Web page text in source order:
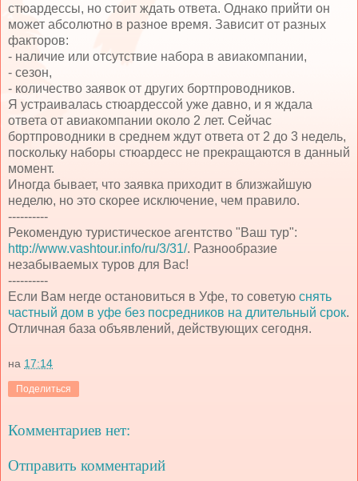
стюардессы, но стоит ждать ответа. Однако прийти он
может абсолютно в разное время. Зависит от разных
факторов:
- наличие или отсутствие набора в авиакомпании,
- сезон,
- количество заявок от других бортпроводников.
Я устраивалась стюардессой уже давно, и я ждала
ответа от авиакомпании около 2 лет. Сейчас
бортпроводники в среднем ждут ответа от 2 до 3 недель,
поскольку наборы стюардесс не прекращаются в данный
момент.
Иногда бывает, что заявка приходит в близжайшую
неделю, но это скорее исключение, чем правило.
----------
Рекомендую туристическое агентство "Ваш тур":
http://www.vashtour.info/ru/3/31/. Разнообразие
незабываемых туров для Вас!
----------
Если Вам негде остановиться в Уфе, то советую снять
частный дом в уфе без посредников на длительный срок.
Отличная база объявлений, действующих сегодня.
на 17:14
Поделиться
Комментариев нет:
Отправить комментарий